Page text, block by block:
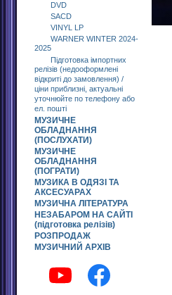
DVD
SACD
VINYL LP
WARNER WINTER 2024-
2025
Підготовка імпортних
релізів (недооформлені
відкриті до замовлення) /
ціни приблизні, актуальні
уточнюйте по телефону або
ел. пошті
МУЗИЧНЕ
ОБЛАДНАННЯ
(ПОСЛУХАТИ)
МУЗИЧНЕ
ОБЛАДНАННЯ
(ПОГРАТИ)
МУЗИКА В ОДЯЗІ ТА
АКСЕСУАРАХ
МУЗИЧНА ЛІТЕРАТУРА
НЕЗАБАРОМ НА САЙТІ
(підготовка релізів)
РОЗПРОДАЖ
МУЗИЧНИЙ АРХІВ